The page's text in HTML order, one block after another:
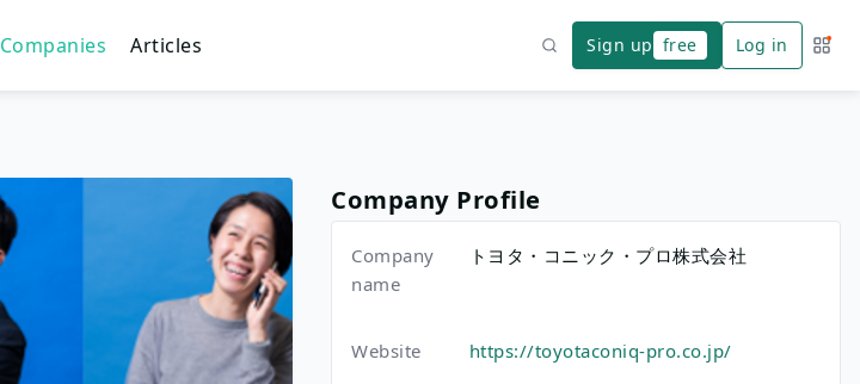
Companies Articles Search
Sign up free Log in
Company Profile
Company
name
トヨタ・コニック・プロ株式会社
Website https://toyotaconiq-pro.co.jp/